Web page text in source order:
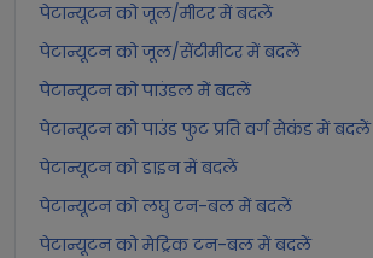
पेटान्यूटन को जूल/मीटर में बदलें
पेटान्यूटन को जूल/सेंटीमीटर में बदलें
पेटान्यूटन को पाउंडल में बदलें
पेटान्यूटन को पाउंड फुट प्रति वर्ग सेकंड में बदलें
पेटान्यूटन को डाइन में बदलें
पेटान्यूटन को लघु टन-बल में बदलें
पेटान्यूटन को मेट्रिक टन-बल में बदलें